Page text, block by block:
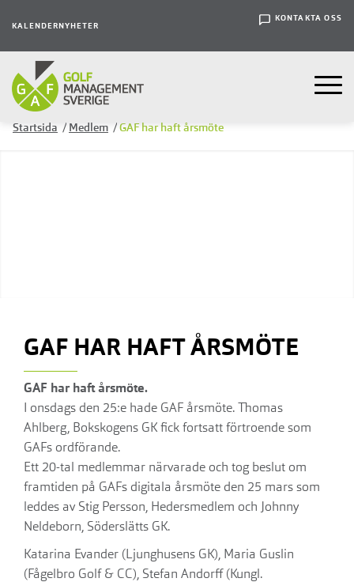
KALENDER NYHETER
KONTAKTA OSS
Startsida / Medlem / GAF har haft årsmöte
GAF HAR HAFT ÅRSMÖTE
GAF har haft årsmöte.
I onsdags den 25:e hade GAF årsmöte. Thomas
Ahlberg, Bokskogens GK fick fortsatt förtroende som
GAFs ordförande.
Ett 20-tal medlemmar närvarade och tog beslut om
framtiden på GAFs digitala årsmöte den 25 mars som
leddes av Stig Persson, Hedersmedlem och Johnny
Neldeborn, Söderslätts GK.
Katarina Evander (Ljunghusens GK), Maria Guslin
(Fågelbro Golf & CC), Stefan Andorff (Kungl.